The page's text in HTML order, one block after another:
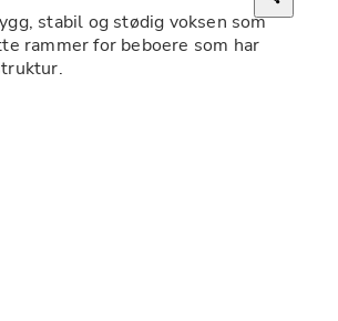
stabil og stødig voksen som
rammer for beboere som har